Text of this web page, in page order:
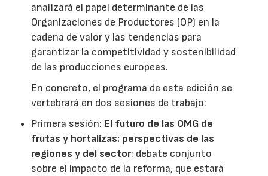
analizará el papel determinante de las
Organizaciones de Productores (OP) en la
cadena de valor y las tendencias para
garantizar la competitividad y sostenibilidad
de las producciones europeas.
En concreto, el programa de esta edición se
vertebrará en dos sesiones de trabajo:
Primera sesión: El futuro de las OMG de
frutas y hortalizas: perspectivas de las
regiones y del sector: debate conjunto
sobre el impacto de la reforma, que estará